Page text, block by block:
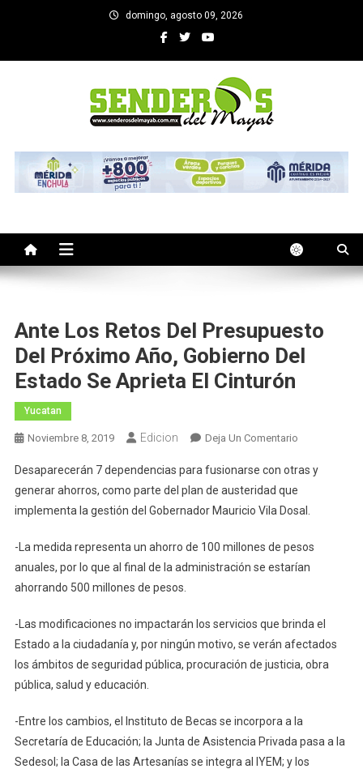
domingo, agosto 09, 2026
SENDEROS DEL MAYAB
Ante Los Retos Del Presupuesto
Del Próximo Año, Gobierno Del
Estado Se Aprieta El Cinturón
Yucatan
Noviembre 8, 2019 Edicion Deja Un ComentarioEn
Los
Retos
Del
Del
Próximo
Del
Estado
Se
Cinturón
Desaparecerán 7 dependencias para fusionarse con otras y
generar ahorros, como parte del plan de austeridad que
implementa la gestión del Gobernador Mauricio Vila Dosal.
-La medida representa un ahorro de 100 millones de pesos
anuales, por lo que al final de la administración se estarían
ahorrando 500 millones de pesos.
-Las modificaciones no impactarán los servicios que brinda el
Estado a la ciudadanía y, por ningún motivo, se verán afectados
los ámbitos de seguridad pública, procuración de justicia, obra
pública, salud y educación.
-Entre los cambios, el Instituto de Becas se incorpora a la
Secretaría de Educación; la Junta de Asistencia Privada pasa a la
Sedesol; la Casa de las Artesanías se integra al IYEM; y los